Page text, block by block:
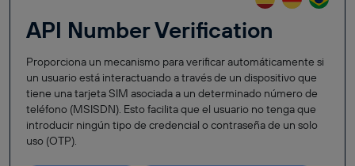
API Number Verification
Proporciona un mecanismo para verificar automáticamente si
un usuario está interactuando a través de un dispositivo que
tiene una tarjeta SIM asociada a un determinado número de
teléfono (MSISDN). Esto facilita que el usuario no tenga que
introducir ningún tipo de credencial o contraseña de un solo
uso (OTP).